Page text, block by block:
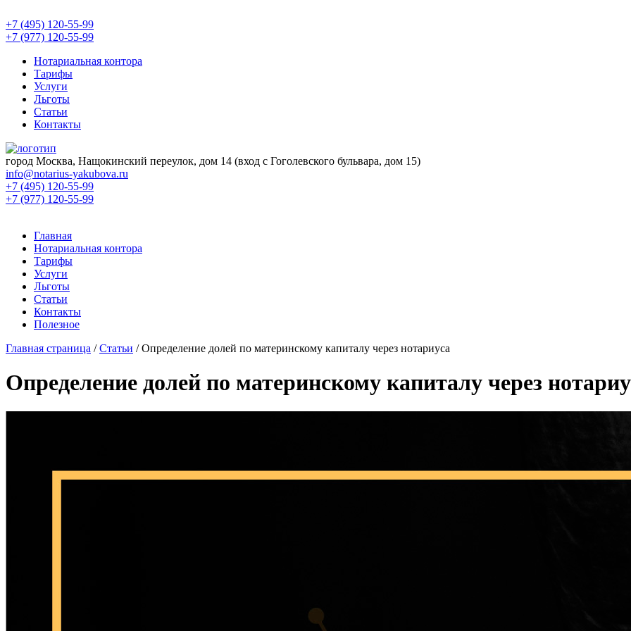
+7 (495) 120-55-99
+7 (977) 120-55-99
Нотариальная контора
Тарифы
Услуги
Льготы
Статьи
Контакты
город Москва, Нащокинский переулок, дом 14 (вход с Гоголевского бульвара, дом 15)
info@notarius-yakubova.ru
+7 (495) 120-55-99
+7 (977) 120-55-99
Главная
Нотариальная контора
Тарифы
Услуги
Льготы
Статьи
Контакты
Полезное
Главная страница / Статьи / Определение долей по материнскому капиталу через нотариуса
Определение долей по материнскому капиталу через